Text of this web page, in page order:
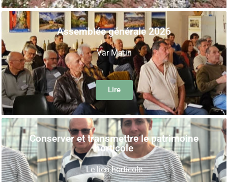
Assemblée générale 2026
Var Matin
Lire
Conserver et transmettre le patrimoine
horticole
Le lien horticole